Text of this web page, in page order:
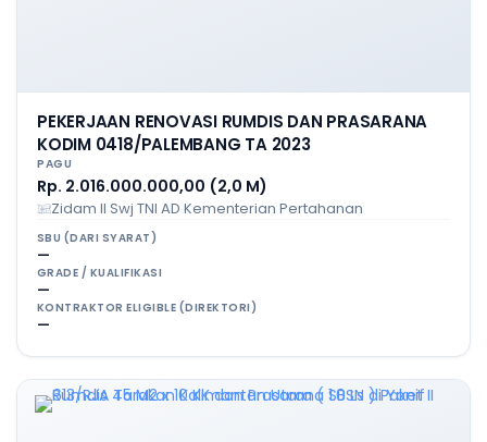
PEKERJAAN RENOVASI RUMDIS DAN PRASARANA
KODIM 0418/PALEMBANG TA 2023
PAGU
Rp. 2.016.000.000,00 (2,0 M)
Zidam II Swj TNI AD Kementerian Pertahanan
SBU (DARI SYARAT)
—
GRADE / KUALIFIKASI
—
KONTRAKTOR ELIGIBLE (DIREKTORI)
—